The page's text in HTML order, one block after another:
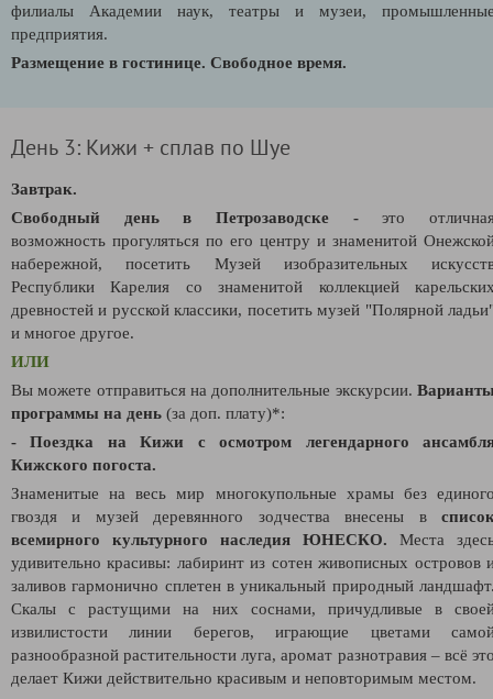
филиалы Академии наук, театры и музеи,
предприятия.
Размещение в гостинице. Свободное время.
День 3: Кижи + сплав по Шуе
Завтрак.
Свободный день в Петрозаводске -это
возможность прогуляться по его центру и знаменитой
набережной, посетить Музей изобразительных
Республики Карелия со знаменитой коллекцией
древностей и русской классики, посетить музей "Полярной
и многое другое.
ИЛИ
Вы можете отправиться на дополнительные экскурсии.
программы на день (за доп. плату)*:
- Поездка на Кижи с осмотром легендарного
Кижского погоста.
Знаменитые на весь мир многокупольные храмы без
гвоздя и музей деревянного зодчества внесены в
всемирного культурного наследия ЮНЕСКО. Места
удивительно красивы: лабиринт из сотен живописных островов
заливов гармонично сплетен в уникальный природный
Скалы с растущими на них соснами, причудливые в
извилистости линии берегов, играющие цветами
разнообразной растительности луга, аромат разнотравия – всё
делает Кижи действительно красивым и неповторимым местом.